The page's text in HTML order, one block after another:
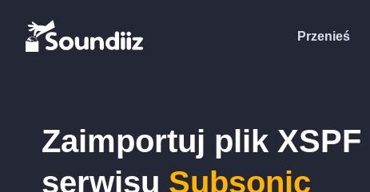
Przenieś
Zaimportuj plik XSPF
serwisu Subsonic